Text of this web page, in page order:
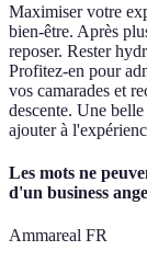
Maximiser votre
bien-être. Après
reposer. Rester
Profitez-en pour
vos camarades et
descente. Une
ajouter à
Les mots ne
d'un business
Ammareal FR